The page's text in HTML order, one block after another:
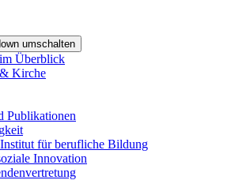
umschalten
Überblick
Kirche
Publikationen
für berufliche Bildung
Innovation